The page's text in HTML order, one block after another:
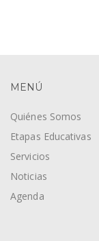
MENÚ
Quiénes Somos
Etapas Educativas
Servicios
Noticias
Agenda